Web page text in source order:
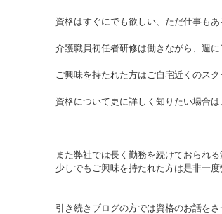
資格はすぐにでも欲しい、ただ仕事も
介護職員初任者研修は働きながら、週
ご興味を持たれた方はご自宅近くのス
資格について更に詳しく知りたい場合
また弊社では長く勤務を続けておられ
少しでもご興味を持たれた方は是非一
引き続きブログの方では資格のお話を